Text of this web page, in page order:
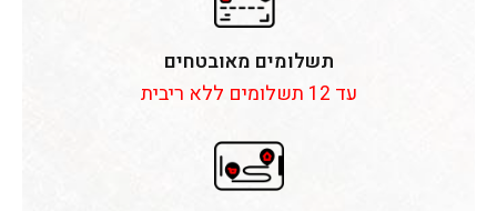
תשלומים מאובטחים
עד 12 תשלומים ללא ריבית